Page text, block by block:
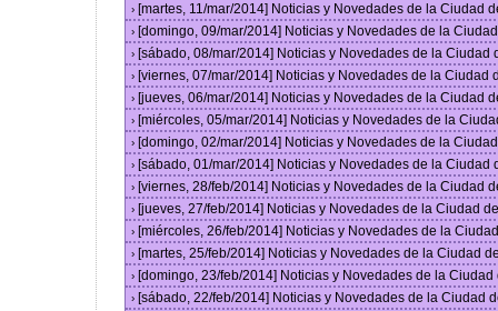
› [martes, 11/mar/2014] Noticias y Novedades de la Ciudad
› [domingo, 09/mar/2014] Noticias y Novedades de la
› [sábado, 08/mar/2014] Noticias y Novedades de la Ciudad
› [viernes, 07/mar/2014] Noticias y Novedades de la Ciudad
› [jueves, 06/mar/2014] Noticias y Novedades de la Ciudad
› [miércoles, 05/mar/2014] Noticias y Novedades de la
› [domingo, 02/mar/2014] Noticias y Novedades de la
› [sábado, 01/mar/2014] Noticias y Novedades de la Ciudad
› [viernes, 28/feb/2014] Noticias y Novedades de la Ciudad
› [jueves, 27/feb/2014] Noticias y Novedades de la Ciudad
› [miércoles, 26/feb/2014] Noticias y Novedades de la
› [martes, 25/feb/2014] Noticias y Novedades de la Ciudad
› [domingo, 23/feb/2014] Noticias y Novedades de la
› [sábado, 22/feb/2014] Noticias y Novedades de la Ciudad